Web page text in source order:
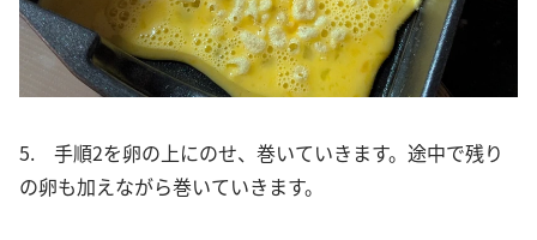
5. 手順2を卵の上にのせ、巻いていきます。途中で残り
の卵も加えながら巻いていきます。